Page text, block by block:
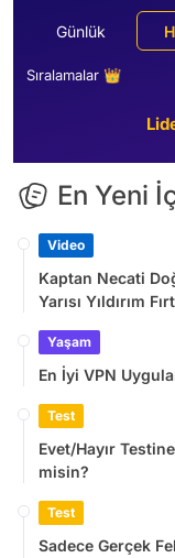
Günlük
Sıralamalar 👑
En Yeni
Video
Kaptan Necati
Yarısı Yıldırım
Yaşam
En İyi VPN
Test
Evet/Hayır
misin?
Test
Sadece Gerçek